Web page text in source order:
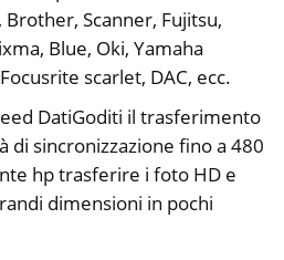
Scanner, Fujitsu,
Blue, Oki, Yamaha
scarlet, DAC, ecc.
DatiGoditi il trasferimento
di sincronizzazione fino a 480
hp trasferire i foto HD e
dimensioni in pochi